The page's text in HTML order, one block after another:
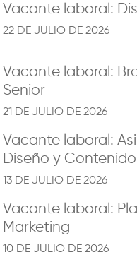
Vacante laboral:
22 DE JULIO DE 2026
Vacante laboral:
Senior
21 DE JULIO DE 2026
Vacante laboral:
Diseño y Contenido
13 DE JULIO DE 2026
Vacante laboral:
Marketing
10 DE JULIO DE 2026